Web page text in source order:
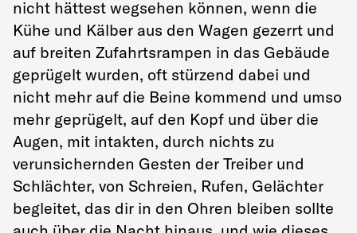
nicht hättest wegsehen können, wenn die
Kühe und Kälber aus den Wagen gezerrt und
auf breiten Zufahrtsrampen in das Gebäude
geprügelt wurden, oft stürzend dabei und
nicht mehr auf die Beine kommend und umso
mehr geprügelt, auf den Kopf und über die
Augen, mit intakten, durch nichts zu
verunsichernden Gesten der Treiber und
Schlächter, von Schreien, Rufen, Gelächter
begleitet, das dir in den Ohren bleiben sollte